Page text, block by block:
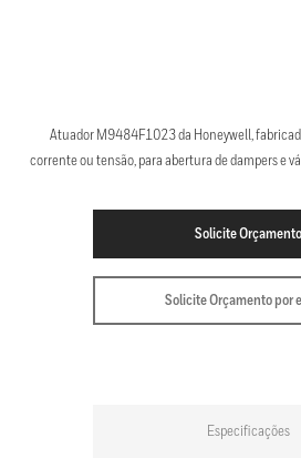
Atuador M9484F1023 da Honeywell,
corrente ou tensão, para abertura de dampers e
Solicite Orçamento
Solicite Orçamento por
Especificações